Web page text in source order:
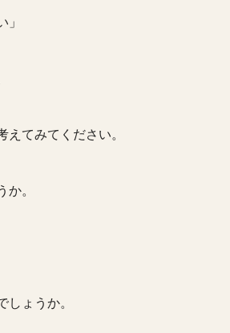
」
えてみてください。
。
ょうか。